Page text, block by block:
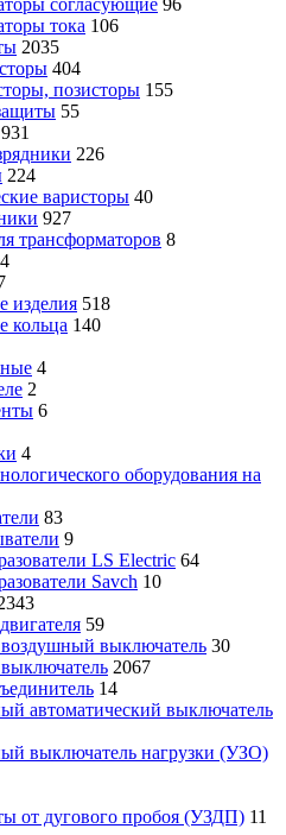
тока 106
2035
404
позисторы 155
55
931
226
224
варисторы 40
927
трансформаторов 8
изделия 518
кольца 140
4
2
6
4
оборудования на
83
9
LS Electric 64
Savch 10
59
выключатель 30
2067
14
автоматический выключатель
выключатель нагрузки (УЗО)
от дугового пробоя (УЗДП) 11